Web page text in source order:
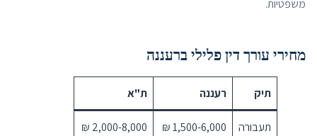
משפטיות.
מחירי עורך דין פלילי ברעננה
תיק רעננה ת"א
תעבורה 1,500-6,000 ₪
2,000-8,000 ₪